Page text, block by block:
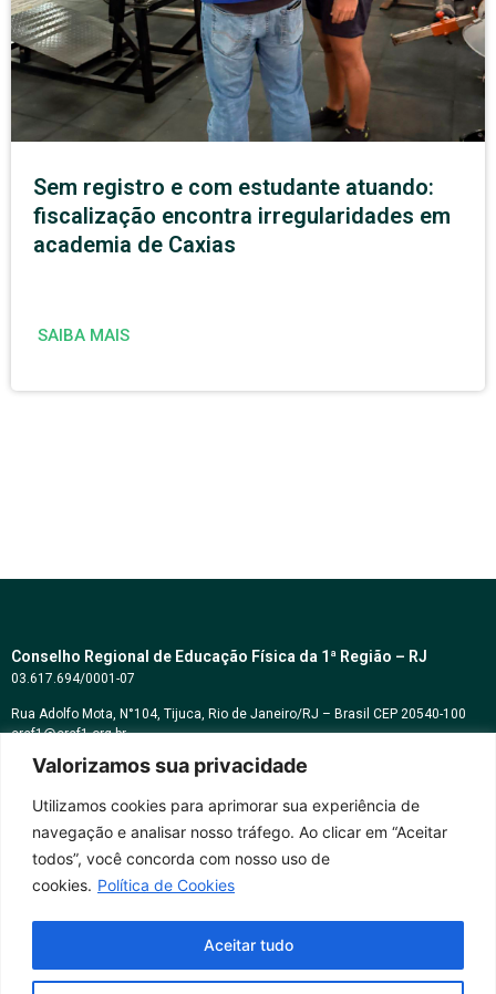
Valorizamos sua privacidade
Utilizamos cookies para aprimorar sua experiência de
navegação e analisar nosso tráfego. Ao clicar em “Aceitar
todos”, você concorda com nosso uso de
cookies. Política de Cookies
Aceitar tudo
Sem registro e com estudante atuando:
fiscalização encontra irregularidades em
academia de Caxias
SAIBA MAIS
Conselho Regional de Educação Física da 1ª Região – RJ
03.617.694/0001-07
Rua Adolfo Mota, N°104, Tijuca, Rio de Janeiro/RJ – Brasil CEP 20540-100
cref1@cref1.org.br
Assessoria de comunicação:
Horários de atendimento:
Whatsapp: (21) 2569-2398